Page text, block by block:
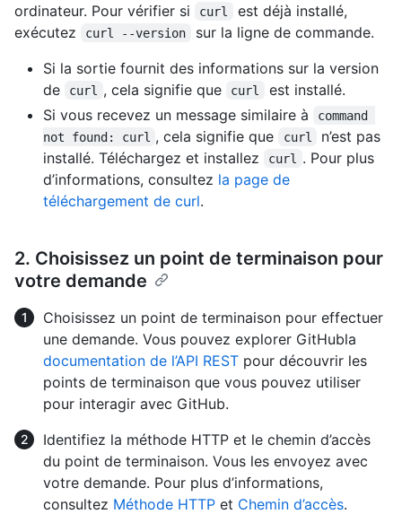
ordinateur. Pour vérifier si
curl
est déjà installé,
exécutez
curl --version
sur la ligne de commande.
Si la sortie fournit des informations sur la version
de
curl , cela signifie que curl
est installé.
Si vous recevez un message similaire à
command
not found: curl , cela signifie que curl
n’est pas
installé. Téléchargez et installez
curl
. Pour plus
d’informations, consultez la page de
téléchargement de curl.
2. Choisissez un point de terminaison pour
votre demande
Choisissez un point de terminaison pour effectuer
une demande. Vous pouvez explorer GitHubla
documentation de l’API REST pour découvrir les
points de terminaison que vous pouvez utiliser
pour interagir avec GitHub.
Identifiez la méthode HTTP et le chemin d’accès
du point de terminaison. Vous les envoyez avec
votre demande. Pour plus d’informations,
consultez Méthode HTTP et Chemin d’accès.